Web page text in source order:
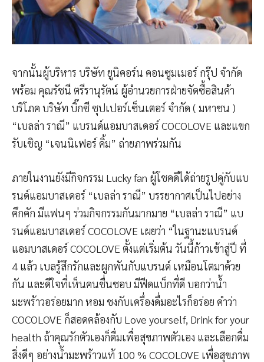
จากนั้นผู้บริหาร บริษัท ยูนิคอร์น คอนซูมเมอร์ กรุ๊ป จำกัด
พร้อม คุณรัชนี ตรีรานุรัตน์ ผู้อำนวยการฝ่ายจัดซื้อสินค้า
บริโภค บริษัท บิ๊กซี ซุปเปอร์เซ็นเตอร์ จำกัด ( มหาชน )
“เบลล่า ราณี” แบรนด์แอมบาสเดอร์ COCOLOVE และแขก
รับเชิญ “เจนนิเฟอร์ คิ้ม” ถ่ายภาพร่วมกัน
ภายในงานยังมีกิจกรรม Lucky fan ผู้โชคดีได้ถ่ายรูปคู่กับแบ
รนด์แอมบาสเดอร์ “เบลล่า ราณี” บรรยากาศเป็นไปอย่าง
คึกคัก มีแฟนๆ ร่วมกิจกรรมกันมากมาย “เบลล่า ราณี” แบ
รนด์แอมบาสเดอร์ COCOLOVE เผยว่า “ในฐานะแบรนด์
แอมบาสเดอร์ COCOLOVE ตั้งแต่เริ่มต้น วันนี้ก้าวเข้าสู่ปี ที่
4 แล้ว เบลรู้สึกรักและผูกพันกับแบรนด์ เหมือนโตมาด้วย
กัน และดีใจที่เห็นคนชื่นชอบ มีฟีดแบ็กที่ดี บอกว่าน้ำ
มะพร้าวอร่อยมาก หอม ชงกับเครื่องดื่มอะไรก็อร่อย คำว่า
COCOLOVE ก็สอดคล้องกับ Love yourself, Drink for your
health ถ้าคุณรักตัวเองก็ดื่มเพื่อสุขภาพตัวเอง และเลือกดื่ม
สิ่งดีๆ อย่างนํ้ามะพร้าวแท้ 100 % COCOLOVE เพื่อสุขภาพ